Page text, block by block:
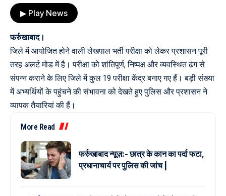
▶ Play News
फर्रुखाबाद।
जिले में आयोजित होने वाली लेखपाल भर्ती परीक्षा को लेकर प्रशासन पूरी
तरह अलर्ट मोड में है। परीक्षा को शांतिपूर्ण, निष्पक्ष और व्यवस्थित ढंग से
संपन्न कराने के लिए जिले में कुल 19 परीक्षा केंद्र बनाए गए हैं। बड़ी संख्या
में अभ्यर्थियों के पहुंचने की संभावना को देखते हुए पुलिस और प्रशासन ने
व्यापक तैयारियां की हैं।
More Read
फर्रुखाबाद न्यूज़:- छात्र के कान का पर्दा फटा,
प्रधानाचार्य पर पुलिस की जांच |